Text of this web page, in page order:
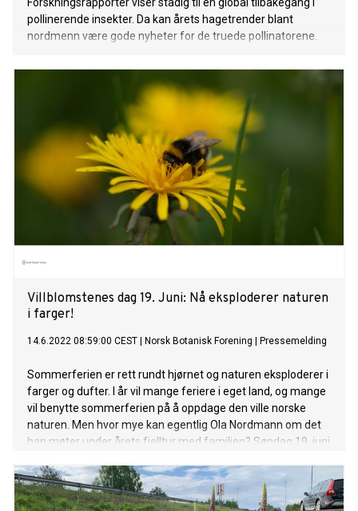
Forskningsrapporter viser stadig til en global tilbakegang i
pollinerende insekter. Da kan årets hagetrender blant
nordmenn være gode nyheter for de truede pollinatorene.
Villblomstenes dag 19. Juni: Nå eksploderer naturen
i farger!
14.6.2022 08:59:00 CEST Norsk Botanisk Forening Pressemelding
Sommerferien er rett rundt hjørnet og naturen eksploderer i
farger og dufter. I år vil mange feriere i eget land, og mange
vil benytte sommerferien på å oppdage den ville norske
naturen. Men hvor mye kan egentlig Ola Nordmann om det
han møter under årets fjelltur med familien? Søndag 19. juni
inviterer alle til å bli bedre kjent med våre ville vakre vekster.